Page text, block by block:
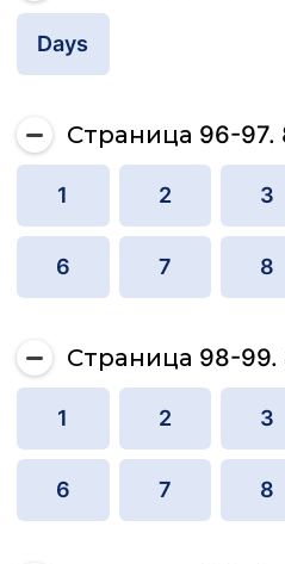
Days
Страница 96-97.
1 2 3
6 7 8
Страница 98-99.
1 2 3
6 7 8